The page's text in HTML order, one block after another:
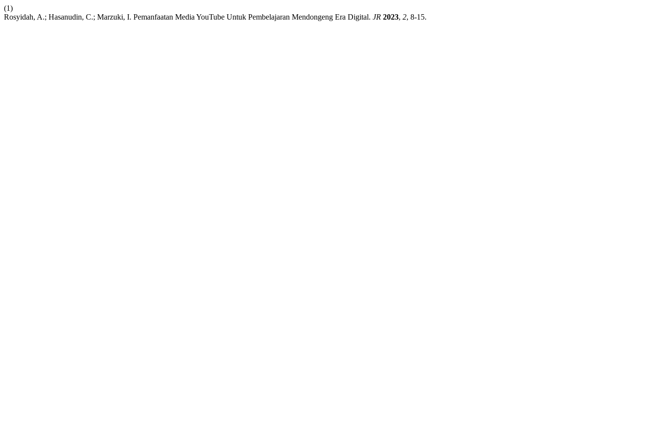
(1)
Rosyidah, A.; Hasanudin, C.; Marzuki, I. Pemanfaatan Media YouTube Untuk Pembelajaran Mendongeng Era Digital. JR 2023, 2, 8-15.